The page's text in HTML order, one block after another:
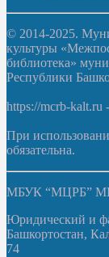
© 2014-2025.
культуры
библиотека»
Республики
https://mcrb-
При
обязательна.
МБУК “МЦРБ” МР
Юридический и
Башкортостан,
74